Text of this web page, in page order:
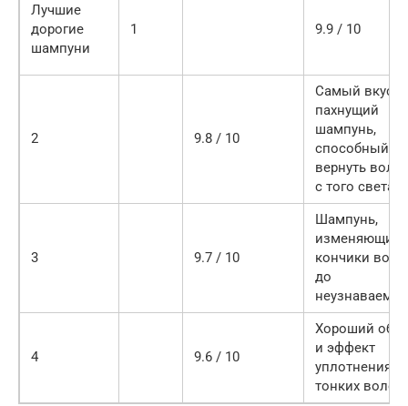
Лучшие
дорогие
шампуни
1 9.9 / 10
2 9.8 / 10
Самый
пахнущий
шампунь,
способный
вернуть
с того света
3 9.7 / 10
Шампунь,
изменяющий
кончики
до
4 9.6 / 10
Хороший
и эффект
уплотнения
тонких